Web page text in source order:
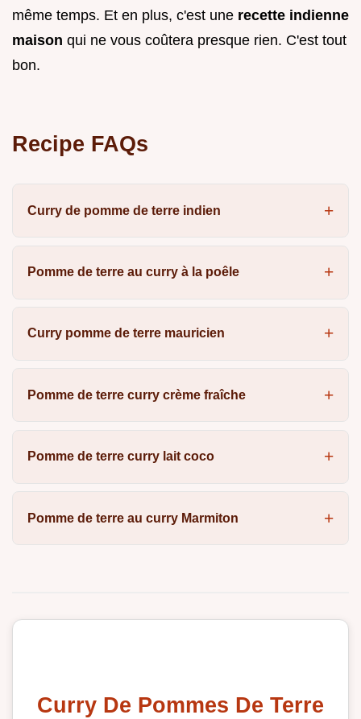
même temps. Et en plus, c'est une recette indienne
maison qui ne vous coûtera presque rien. C'est tout
bon.
Recipe FAQs
Curry de pomme de terre indien
Pomme de terre au curry à la poêle
Curry pomme de terre mauricien
Pomme de terre curry crème fraîche
Pomme de terre curry lait coco
Pomme de terre au curry Marmiton
Curry De Pommes De Terre